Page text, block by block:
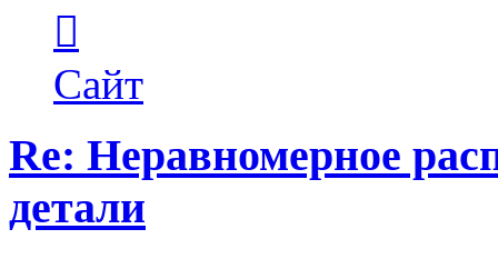
пользователя
Maks42
Сайт
Re: Неравномерное
детали